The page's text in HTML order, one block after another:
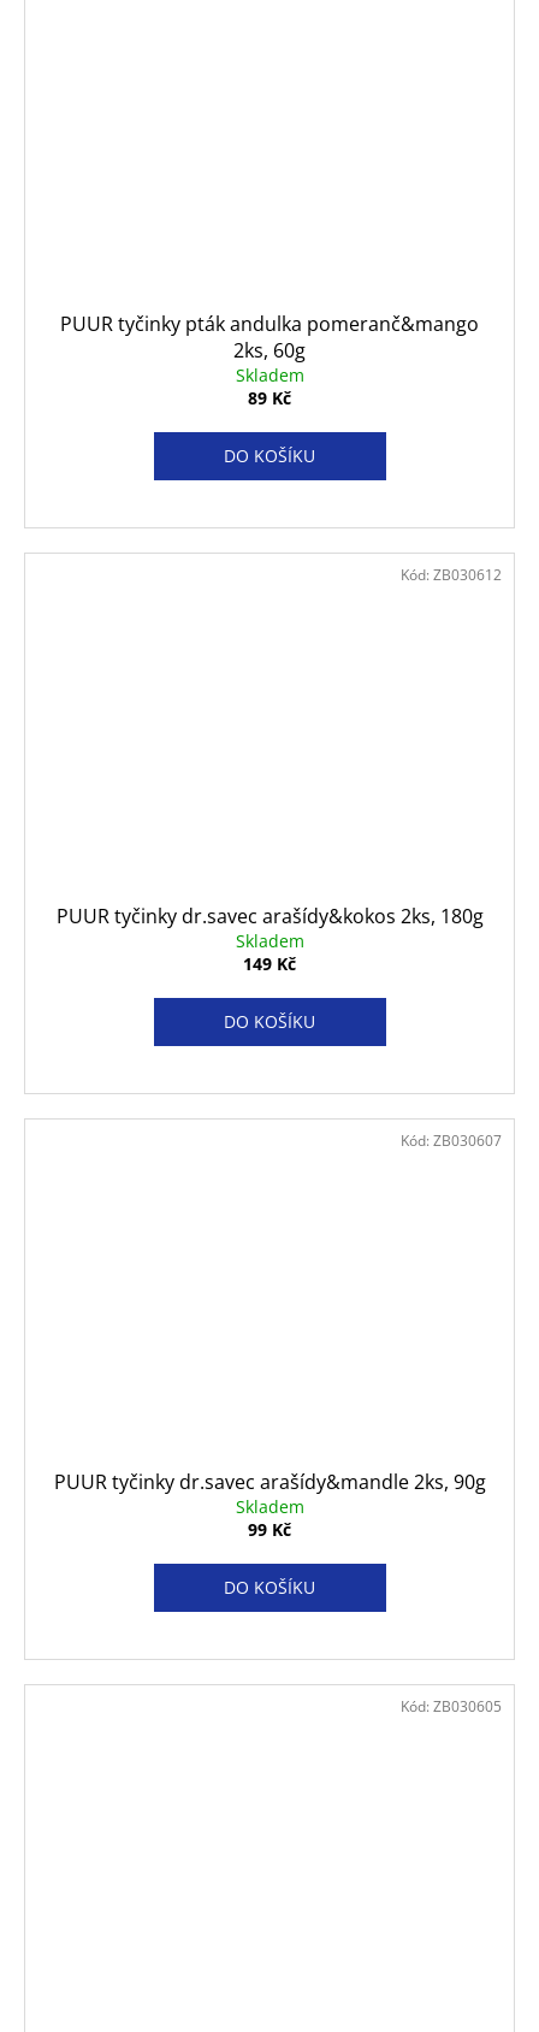
PUUR tyčinky pták andulka pomeranč&mango
2ks, 60g
Skladem
89 Kč
DO KOŠÍKU
PUUR tyčinky dr.savec arašídy&kokos 2ks, 180g
Skladem
149 Kč
DO KOŠÍKU
Kód: ZB030612
PUUR tyčinky dr.savec arašídy&mandle 2ks, 90g
Skladem
99 Kč
DO KOŠÍKU
Kód: ZB030607
Kód: ZB030605